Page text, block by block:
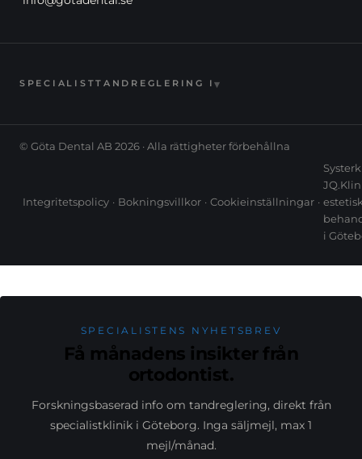
SPECIALISTTANDREGLERING I▾
© Göta Dental AB 2026 · Alla rättigheter förbehållna
Integritetspolicy · Bokningsvillkor · Cookieinställningar ·
i
SPECIALISTENS NYHETSBREV
Få månadens insikter från
ortodontist.
Forskningsbaserad info om tandreglering, direkt från
specialistklinik i Göteborg. Inga säljmejl, max 1
mejl/månad.